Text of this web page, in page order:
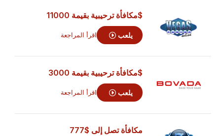
$مكافأة ترحيبية بقيمة 11000
يلعب اقرأ المراجعة
$مكافأة ترحيبية بقيمة 3000
يلعب اقرأ المراجعة
مكافأة تصل إلى$777